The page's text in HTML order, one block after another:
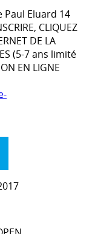
Paul Eluard 14
CLIQUEZ
DE LA
(5-7 ans limité
EN LIGNE